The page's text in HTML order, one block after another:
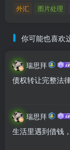
外汇
图片处理
你可能也喜欢
瑞思拜
债权转让完整法
瑞思拜
生活里遇到借钱